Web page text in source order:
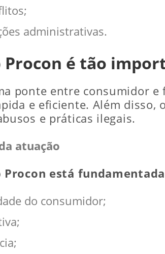
administrativas.
Procon é tão
ponte entre consumidor
e eficiente. Além disso, o
e práticas ilegais.
atuação
Procon está
do consumidor;